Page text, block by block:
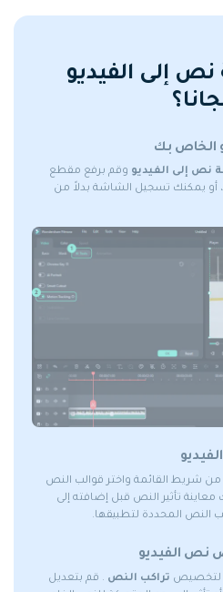
نص إلى الفيديو
وقم برفع مقطع
أو يمكنك تسجيل الشاشة بدلاً من
من شريط القائمة واختر قوالب النص
تأثير النص قبل إضافته إلى
النص المحددة لتطبيقها.
لتخصيص تراكب النص . قم بتعديل